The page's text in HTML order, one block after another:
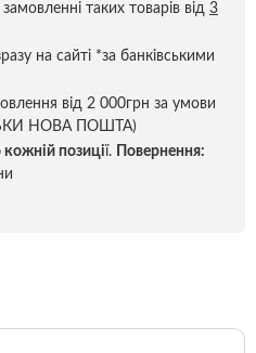
таких товарів від 3
на сайті *за банківськими
від 2 000грн за умови
НОВА ПОШТА)
кожній позиції.
Повернення: